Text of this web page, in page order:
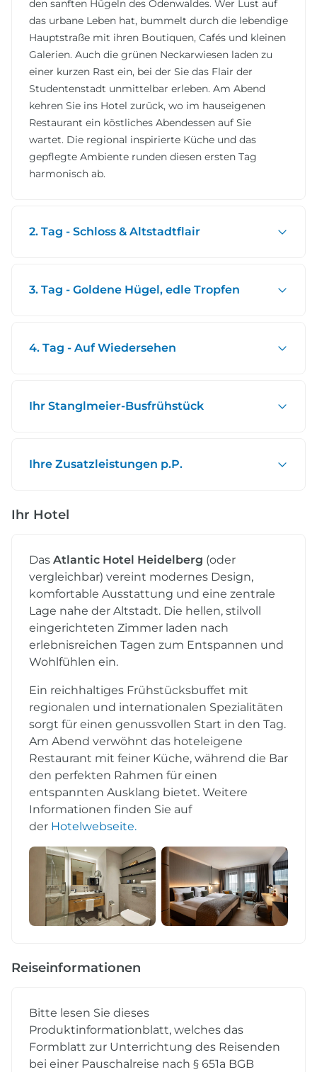
den sanften Hügeln des Odenwaldes. Wer Lust auf
das urbane Leben hat, bummelt durch die lebendige
Hauptstraße mit ihren Boutiquen, Cafés und kleinen
Galerien. Auch die grünen Neckarwiesen laden zu
einer kurzen Rast ein, bei der Sie das Flair der
Studentenstadt unmittelbar erleben. Am Abend
kehren Sie ins Hotel zurück, wo im hauseigenen
Restaurant ein köstliches Abendessen auf Sie
wartet. Die regional inspirierte Küche und das
gepflegte Ambiente runden diesen ersten Tag
harmonisch ab.
2. Tag - Schloss & Altstadtflair
3. Tag - Goldene Hügel, edle Tropfen
4. Tag - Auf Wiedersehen
Ihr Stanglmeier-Busfrühstück
Ihre Zusatzleistungen p.P.
Ihr Hotel
Das Atlantic Hotel Heidelberg (oder
vergleichbar) vereint modernes Design,
komfortable Ausstattung und eine zentrale
Lage nahe der Altstadt. Die hellen, stilvoll
eingerichteten Zimmer laden nach
erlebnisreichen Tagen zum Entspannen und
Wohlfühlen ein.
Ein reichhaltiges Frühstücksbuffet mit
regionalen und internationalen Spezialitäten
sorgt für einen genussvollen Start in den Tag.
Am Abend verwöhnt das hoteleigene
Restaurant mit feiner Küche, während die Bar
den perfekten Rahmen für einen
entspannten Ausklang bietet. Weitere
Informationen finden Sie auf
der Hotelwebseite.
Reiseinformationen
Bitte lesen Sie dieses
Produktinformationblatt, welches das
Formblatt zur Unterrichtung des Reisenden
bei einer Pauschalreise nach § 651a BGB